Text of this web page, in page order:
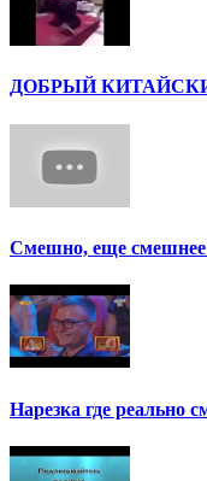
ДОБРЫЙ
Смешно, еще смешнее
Нарезка где